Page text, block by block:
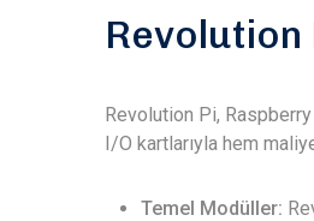
Revolution
Revolution Pi, Raspberry
I/O kartlarıyla hem
Temel Modüller: